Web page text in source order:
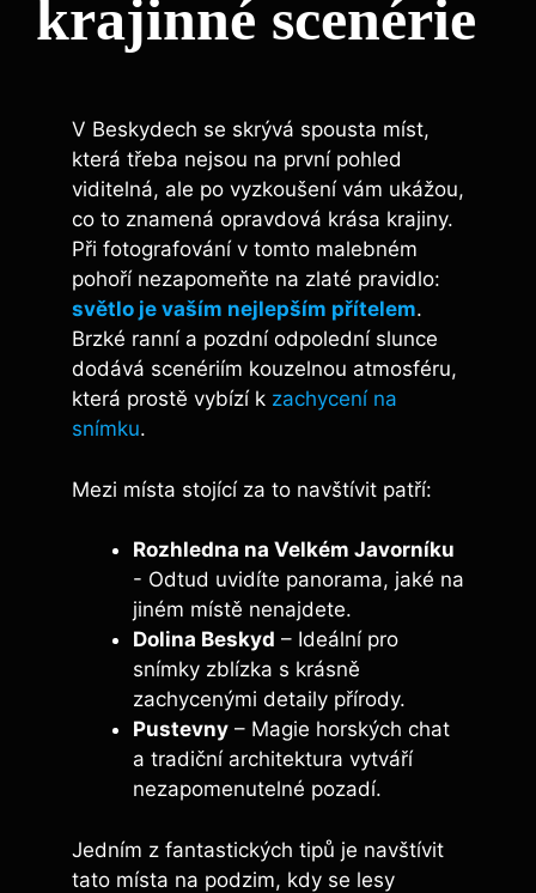
krajinné ⁣scenérie
V Beskydech ⁣se ⁣skrývá⁤ spousta míst,
⁢která třeba nejsou na první⁢ pohled
viditelná, ale po vyzkoušení⁤ vám ukážou,
co to znamená opravdová krása krajiny.
Při⁢ fotografování v tomto malebném
pohoří nezapomeňte⁣ na zlaté pravidlo:
světlo je vaším nejlepším přítelem.
Brzké ranní a pozdní odpolední slunce
dodává scenériím kouzelnou atmosféru,
⁣která prostě vybízí k zachycení na
snímku.
Mezi místa stojící ‍za to navštívit patří:
Rozhledna ⁤na Velkém Javorníku
-⁣ Odtud uvidíte ⁢panorama, jaké na
jiném místě nenajdete.
Dolina⁢ Beskyd – Ideální⁢ pro
snímky zblízka s‌ krásně
zachycenými detaily přírody.
Pustevny – ⁢Magie ⁢horských chat
a tradiční architektura vytváří
nezapomenutelné pozadí.
Jedním ​z fantastických⁣ tipů je navštívit
tato místa na podzim, kdy se lesy